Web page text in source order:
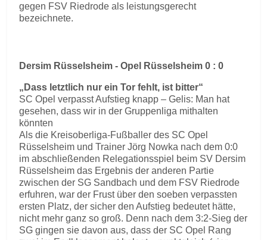
gegen FSV Riedrode als leistungsgerecht
bezeichnete.
Dersim Rüsselsheim - Opel Rüsselsheim 0 : 0
„Dass letztlich nur ein Tor fehlt, ist bitter“
SC Opel verpasst Aufstieg knapp – Gelis: Man hat
gesehen, dass wir in der Gruppenliga mithalten
könnten
Als die Kreisoberliga-Fußballer des SC Opel
Rüsselsheim und Trainer Jörg Nowka nach dem 0:0
im abschließenden Relegationsspiel beim SV Dersim
Rüsselsheim das Ergebnis der anderen Partie
zwischen der SG Sandbach und dem FSV Riedrode
erfuhren, war der Frust über den soeben verpassten
ersten Platz, der sicher den Aufstieg bedeutet hätte,
nicht mehr ganz so groß. Denn nach dem 3:2-Sieg der
SG gingen sie davon aus, dass der SC Opel Rang